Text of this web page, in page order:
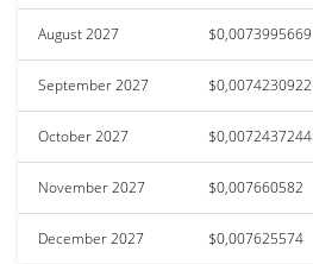
August 2027 $0,0073995669
September 2027 $0,0074230922
October 2027 $0,0072437244
November 2027 $0,007660582
December 2027 $0,007625574